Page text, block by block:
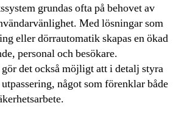
grundas ofta på behovet av
Med lösningar som
eller dörrautomatik skapas en ökad
personal och besökare.
gör det också möjligt att i detalj styra
något som förenklar både